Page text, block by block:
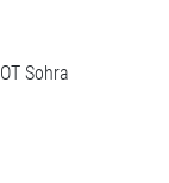
Sohra